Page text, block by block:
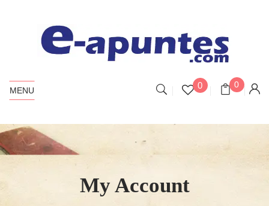
MENU 0 0
My Account